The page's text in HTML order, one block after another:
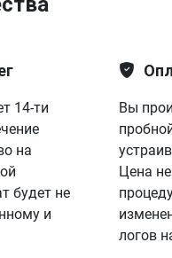
14-ти
на
будет не
и
Вы
Цена
логов